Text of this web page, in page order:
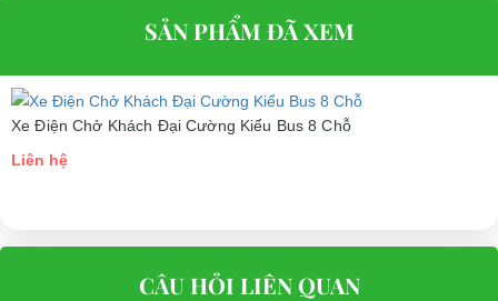
SẢN PHẨM ĐÃ XEM
Xe Điện Chở Khách Đại Cường Kiểu Bus 8 Chỗ
Liên hệ
CÂU HỎI LIÊN QUAN